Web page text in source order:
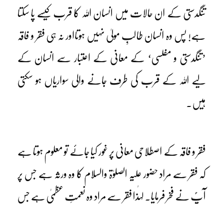
تنگدستی کے ان حالات میں انسان اللہ کا قرب کیسے پا سکتا
ہے! پس وہ انسان طالبِ مولیٰ نہیں ہوتااور نہ ہی فقر و فاقہ
’تنگدستی و مفلسی‘ کے معانی کے اعتبار سے انسان کے
لیے اللہ کے قرب کی طرف جانے والی سواریاں ہو سکتی
ہیں۔
فقر و فاقہ کے اصطلاحی معانی پر غور کیا جائے تو معلوم ہوتا ہے
کہ فقر سے مراد حضور علیہ الصلوٰۃ والسلام کا وہ ورثہ ہے جس پر
آپؐ نے فخر فرمایا۔ لہٰذا فقر سے مراد وہ نعمتِ عظمیٰ ہے جس